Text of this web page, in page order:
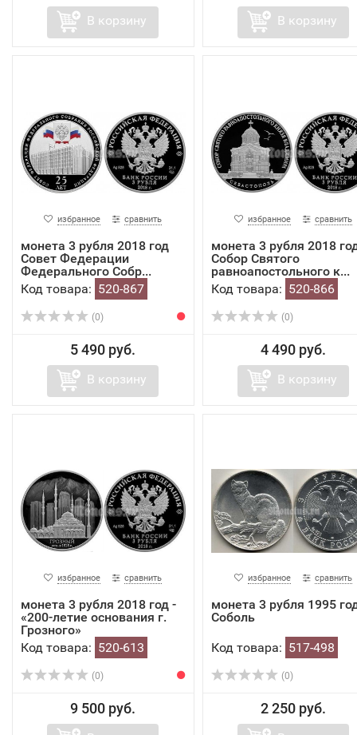
В корзину В корзину
избранное сравнить
монета 3 рубля 2018 год
Совет Федерации
Федерального Собр...
Код товара: 520-867
(0)
5 490 руб.
В корзину
избранное сравнить
монета 3 рубля 2018
Собор Святого
равноапостольного к...
Код товара: 520-866
(0)
4 490 руб.
В корзину
избранное сравнить
монета 3 рубля 2018 год -
«200-летие основания г.
Грозного»
Код товара: 520-613
(0)
9 500 руб.
избранное сравнить
монета 3 рубля 1995
Соболь
Код товара: 517-498
(0)
2 250 руб.